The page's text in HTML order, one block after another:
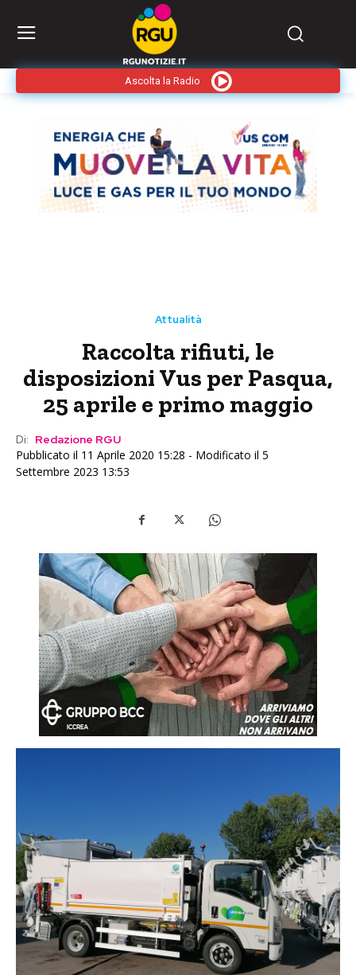
Ascolta la Radio
Attualità
Raccolta rifiuti, le
disposizioni Vus per Pasqua,
25 aprile e primo maggio
Di: Redazione RGU
Pubblicato il 11 Aprile 2020 15:28 - Modificato il 5
Settembre 2023 13:53